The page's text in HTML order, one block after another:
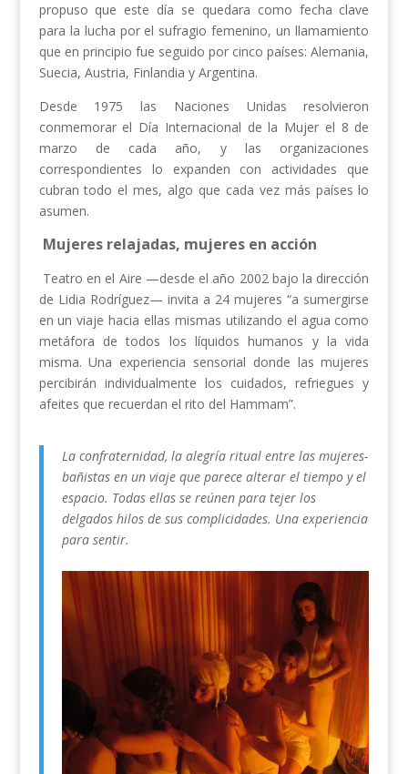
propuso que este día se quedara como fecha clave
para la lucha por el sufragio femenino, un llamamiento
que en principio fue seguido por cinco países: Alemania,
Suecia, Austria, Finlandia y Argentina.
Desde 1975 las Naciones Unidas resolvieron
conmemorar el Día Internacional de la Mujer el 8 de
marzo de cada año, y las organizaciones
correspondientes lo expanden con actividades que
cubran todo el mes, algo que cada vez más países lo
asumen.
Mujeres relajadas, mujeres en acción
Teatro en el Aire —desde el año 2002 bajo la dirección
de Lidia Rodríguez— invita a 24 mujeres “a sumergirse
en un viaje hacia ellas mismas utilizando el agua como
metáfora de todos los líquidos humanos y la vida
misma. Una experiencia sensorial donde las mujeres
percibirán individualmente los cuidados, refriegues y
afeites que recuerdan el rito del Hammam”.
La confraternidad, la alegría ritual entre las mujeres-
bañistas en un viaje que parece alterar el tiempo y el
espacio. Todas ellas se reúnen para tejer los
delgados hilos de sus complicidades. Una experiencia
para sentir.